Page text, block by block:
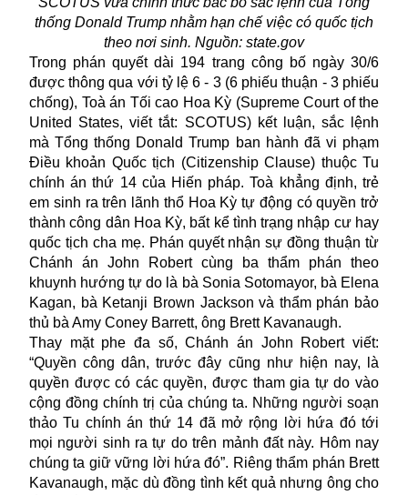
thống Donald Trump nhằm hạn chế việc có quốc tịch
theo nơi sinh. Nguồn: state.gov
Trong phán quyết dài 194 trang công bố ngày 30/6
được thông qua với tỷ lệ 6 - 3 (6 phiếu thuận - 3 phiếu
chống), Toà án Tối cao Hoa Kỳ (Supreme Court of the
United States, viết tắt: SCOTUS) kết luận, sắc lệnh
mà Tổng thống Donald Trump ban hành đã vi phạm
Điều khoản Quốc tịch (Citizenship Clause) thuộc Tu
chính án thứ 14 của Hiến pháp. Toà khẳng định, trẻ
em sinh ra trên lãnh thổ Hoa Kỳ tự động có quyền trở
thành công dân Hoa Kỳ, bất kể tình trạng nhập cư hay
quốc tịch cha mẹ. Phán quyết nhận sự đồng thuận từ
Chánh án John Robert cùng ba thẩm phán theo
khuynh hướng tự do là bà Sonia Sotomayor, bà Elena
Kagan, bà Ketanji Brown Jackson và thẩm phán bảo
thủ bà Amy Coney Barrett, ông Brett Kavanaugh.
Thay mặt phe đa số, Chánh án John Robert viết:
“Quyền công dân, trước đây cũng như hiện nay, là
quyền được có các quyền, được tham gia tự do vào
cộng đồng chính trị của chúng ta. Những người soạn
thảo Tu chính án thứ 14 đã mở rộng lời hứa đó tới
mọi người sinh ra tự do trên mảnh đất này. Hôm nay
chúng ta giữ vững lời hứa đó”. Riêng thẩm phán Brett
Kavanaugh, mặc dù đồng tình kết quả nhưng ông cho